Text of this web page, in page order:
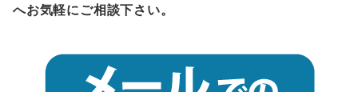
へお気軽にご相談下さい。